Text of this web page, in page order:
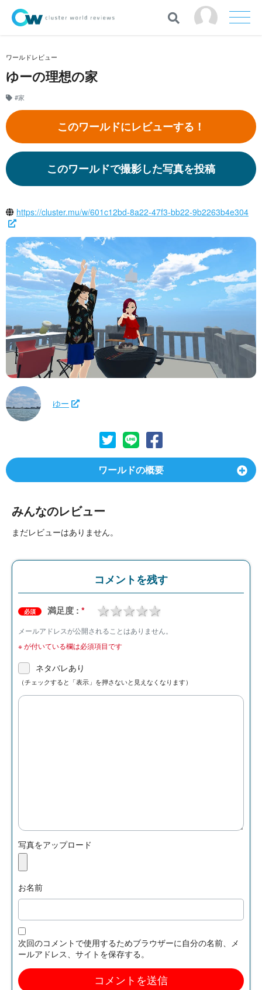
ワールドレビュー
ゆーの理想の家
#家
このワールドにレビューする！
このワールドで撮影した写真を投稿
https://cluster.mu/w/601c12bd-8a22-47f3-bb22-9b2263b4e304
ゆー
ワールドの概要
みんなのレビュー
まだレビューはありません。
コメントを残す
必須 満足度 : * 4 stars
3 stars
2 stars
1 star
メールアドレスが公開されることはありません。
※が付いている欄は必須項目です
ネタバレあり
（チェックすると「表示」を押さないと見えなくなります）
写真をアップロード
お名前
次回のコメントで使用するためブラウザーに自分の名前、メ
ールアドレス、サイトを保存する。